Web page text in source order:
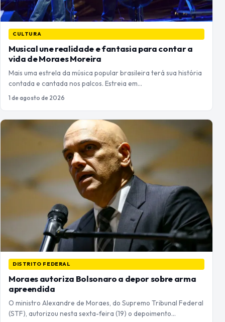
CULTURA
Musical une realidade e fantasia para contar a
vida de Moraes Moreira
Mais uma estrela da música popular brasileira terá sua história
contada e cantada nos palcos. Estreia em…
1 de agosto de 2026
DISTRITO FEDERAL
Moraes autoriza Bolsonaro a depor sobre arma
apreendida
O ministro Alexandre de Moraes, do Supremo Tribunal Federal
(STF), autorizou nesta sexta-feira (19) o depoimento…